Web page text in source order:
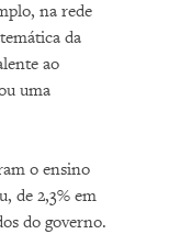
na rede
da
ao
uma
o ensino
de 2,3% em
do governo.